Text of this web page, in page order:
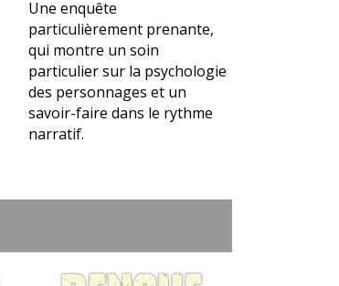
Une enquête
particulièrement prenante,
qui montre un soin
particulier sur la psychologie
des personnages et un
savoir-faire dans le rythme
narratif.